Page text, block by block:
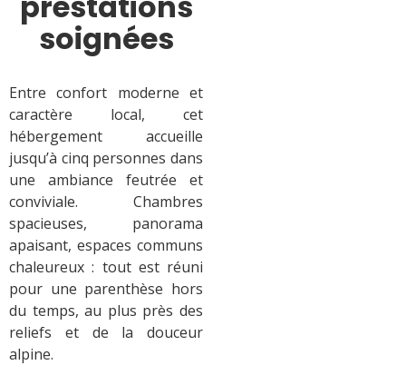
soignées
Entre confort moderne et
caractère local, cet
hébergement accueille
jusqu’à cinq personnes dans
une ambiance feutrée et
conviviale. Chambres
spacieuses, panorama
apaisant, espaces communs
chaleureux : tout est réuni
pour une parenthèse hors
du temps, au plus près des
reliefs et de la douceur
alpine.